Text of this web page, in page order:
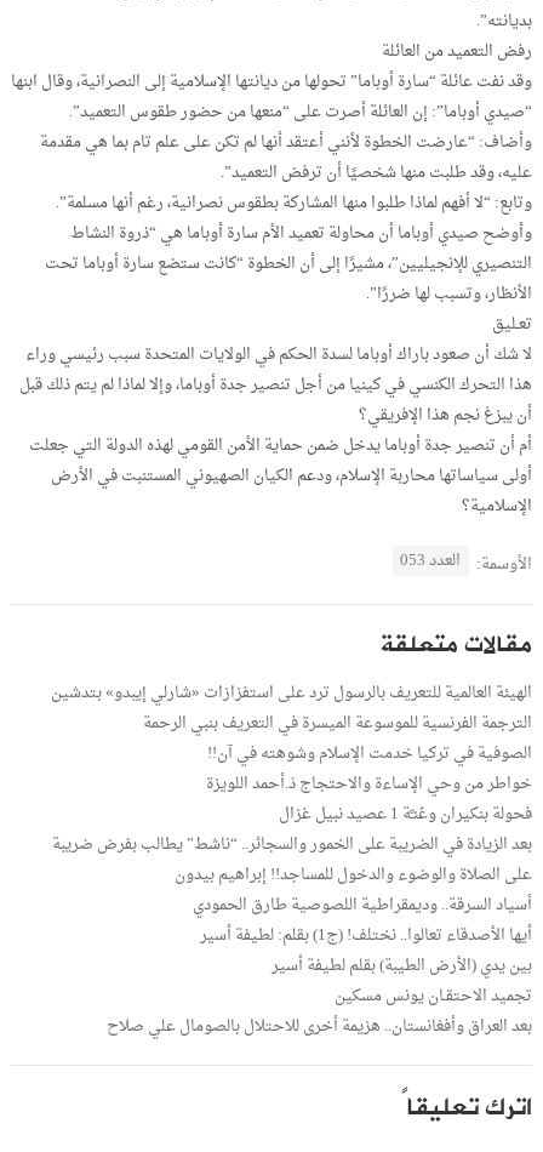
بديانته”.
رفض التعميد من العائلة
وقد نفت عائلة “سارة أوباما” تحولها من ديانتها الإسلامية إلى النصرانية، وقال ابنها
“صيدي أوباما”: إن العائلة أصرت على “منعها من حضور طقوس التعميد”.
وأضاف: “عارضت الخطوة لأنني أعتقد أنها لم تكن على علم تام بما هي مقدمة
عليه، وقد طلبت منها شخصيًا أن ترفض التعميد”.
وتابع: “لا أفهم لماذا طلبوا منها المشاركة بطقوس نصرانية، رغم أنها مسلمة”.
وأوضح صيدي أوباما أن محاولة تعميد الأم سارة أوباما هي “ذروة النشاط
التنصيري للإنجيليين”، مشيرًا إلى أن الخطوة “كانت ستضع سارة أوباما تحت
الأنظار، وتسبب لها ضررًا”.
تعـليق
لا شك أن صعود باراك أوباما لسدة الحكم في الولايات المتحدة سبب رئيسي وراء
هذا التحرك الكنسي في كينيا من أجل تنصير جدة أوباما، وإلا لماذا لم يتم ذلك قبل
أن يبزغ نجم هذا الإفريقي؟
أم أن تنصير جدة أوباما يدخل ضمن حماية الأمن القومي لهذه الدولة التي جعلت
أولى سياساتها محاربة الإسلام، ودعم الكيان الصهيوني المستنبت في الأرض
الإسلامية؟
الأوسمة: العدد 053
مقالات متعلقة
الهيئة العالمية للتعريف بالرسول ترد على استفزازات «شارلي إيبدو» بتدشين
الترجمة الفرنسية للموسوعة الميسرة في التعريف بنبي الرحمة
الصوفية في تركيا خدمت الإسلام وشوهته في آن!!
خواطر من وحي الإساءة والاحتجاج ذ.أحمد اللويزة
فحولة بنكيران وعُنـَّة ‍1 عصيد نبيل غزال
بعد الزيادة في الضريبة على الخمور والسجائر.. “ناشط” يطالب بفرض ضريبة
على الصلاة والوضوء والدخول للمساجد!! إبراهيم بيدون
أسياد السرقة.. وديمقراطية اللصوصية طارق الحمودي
أيها الأصدقاء تعالوا.. نختلف! (ج1) بقلم: لطيفة أسير
بين يدي (الأرض الطيبة) بقلم لطيفة أسير
تجميد الاحتقـان يونس مسكين
بعد العراق وأفغانستان.. هزيمة أخرى للاحتلال بالصومال علي صلاح
اترك تعليقاً